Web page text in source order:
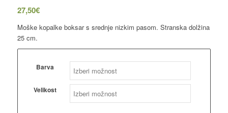
27,50€
Moške kopalke boksar s srednje nizkim pasom. Stranska dolžina
25 cm.
Barva
Velikost